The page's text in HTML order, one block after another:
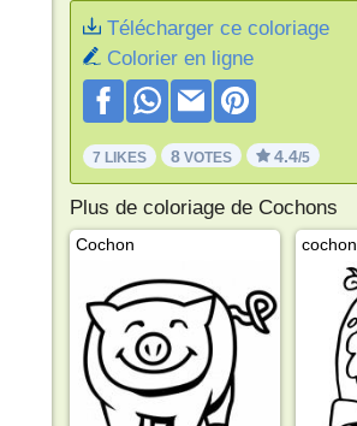
Télécharger ce coloriage
Colorier en ligne
7 LIKES 8VOTES 4.4/5
Plus de coloriage de Cochons
Cochon cochon